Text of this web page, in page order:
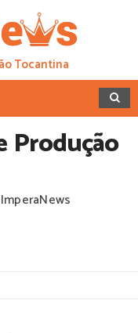
Tocantina
Produção